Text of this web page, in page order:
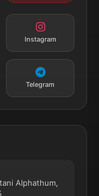
Instagram
Telegram
Alphathum,